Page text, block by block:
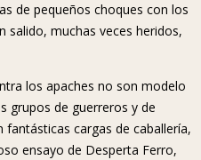
de pequeños choques con los
salido, muchas veces heridos,
los apaches no son modelo
grupos de guerreros y de
cargas de caballería,
ensayo de Desperta Ferro,